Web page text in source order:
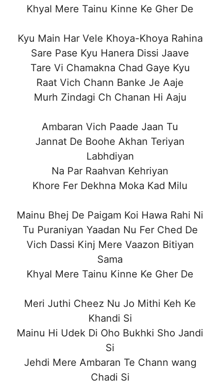
Khyal Mere Tainu Kinne Ke Gher De
Kyu Main Har Vele Khoya-Khoya Rahina
Sare Pase Kyu Hanera Dissi Jaave
Tare Vi Chamakna Chad Gaye Kyu
Raat Vich Chann Banke Je Aaje
Murh Zindagi Ch Chanan Hi Aaju
Ambaran Vich Paade Jaan Tu
Jannat De Boohe Akhan Teriyan
Labhdiyan
Na Par Raahvan Kehriyan
Khore Fer Dekhna Moka Kad Milu
Mainu Bhej De Paigam Koi Hawa Rahi Ni
Tu Puraniyan Yaadan Nu Fer Ched De
Vich Dassi Kinj Mere Vaazon Bitiyan
Sama
Khyal Mere Tainu Kinne Ke Gher De
Meri Juthi Cheez Nu Jo Mithi Keh Ke
Khandi Si
Mainu Hi Udek Di Oho Bukhki Sho Jandi
Si
Jehdi Mere Ambaran Te Chann wang
Chadi Si